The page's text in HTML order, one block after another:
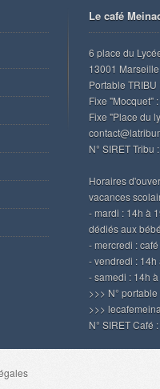
Le café
6 place du
13001 Marseille
Portable
Fixe "Mocquet"
Fixe "Place du
N° SIRET
Horaires
vacances
- mardi : 14h à
dédiés aux
- mercredi :
- vendredi :
- samedi : 14h
>>> N°
>>>
N° SIRET Café